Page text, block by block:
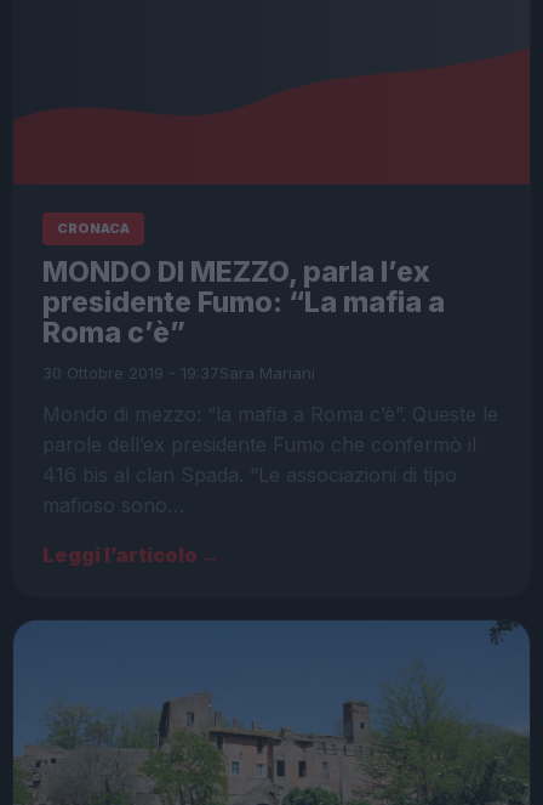
CRONACA
MONDO DI MEZZO, parla l’ex
presidente Fumo: “La mafia a
Roma c’è”
30 Ottobre 2019 - 19:37Sara Mariani
Mondo di mezzo: “la mafia a Roma c’è”. Queste le
parole dell’ex presidente Fumo che confermò il
416 bis al clan Spada. “Le associazioni di tipo
mafioso sono…
Leggi l’articolo →